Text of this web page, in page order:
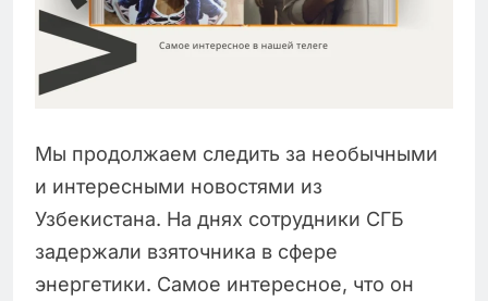
Мы продолжаем следить за необычными
и интересными новостями из
Узбекистана. На днях сотрудники СГБ
задержали взяточника в сфере
энергетики. Самое интересное, что он